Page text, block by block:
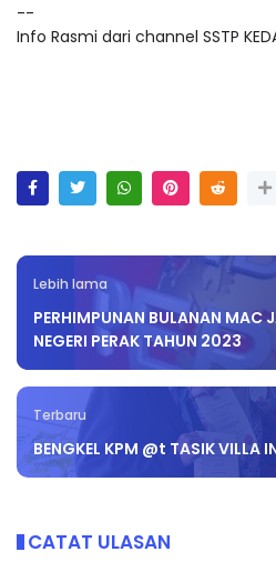
--
Info Rasmi dari channel SSTP
Lebih lama
PERHIMPUNAN BULANAN MAC
NEGERI PERAK TAHUN 2023
Terbaru
BENGKEL KPM @t TASIK VILLA
CATAT ULASAN